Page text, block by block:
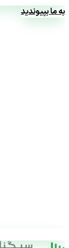
به ما بپیوندید